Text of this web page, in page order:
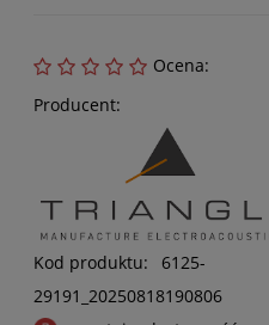
Ocena:
Producent:
Kod produktu:
6125-
29191_20250818190806